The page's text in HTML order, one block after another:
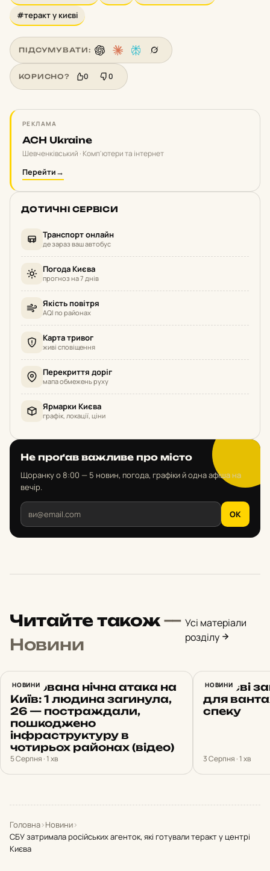
#теракт у києві
ПІДСУМУВАТИ:
КОРИСНО? 0 0
РЕКЛАМА
ACH Ukraine
Шевченківський · Комп'ютери та інтернет
Перейти→
ДОТИЧНІ СЕРВІСИ
Транспорт онлайн
де зараз ваш автобус
Погода Києва
прогноз на 7 днів
Якість повітря
AQI по районах
Карта тривог
живі сповіщення
Перекриття доріг
мапа обмежень руху
Ярмарки Києва
графік, локації, ціни
Не проґав важливе про місто
Щоранку о 8:00 — 5 новин, погода, графіки й одна афіша на
вечір.
OK
Читайте також—
Новини
Усі матеріали
розділу
НОВИНИ
Масована нічна атака на
Київ: 1 людина загинула,
26 — постраждали,
пошкоджено
інфраструктуру в
чотирьох районах (відео)
5 Серпня · 1 хв
НОВИНИ
У Києві
для
спеку
3 Серпня · 1 хв
Головна›Новини›
СБУ затримала російських агенток, які готували теракт у центрі
Києва